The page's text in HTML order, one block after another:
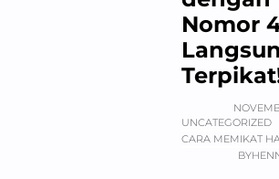
Nomor
UNCATEGORIZED
CARA MEMIKAT
BY